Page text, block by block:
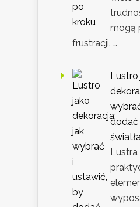
mogą
frustracji. …
Lustro
dodać